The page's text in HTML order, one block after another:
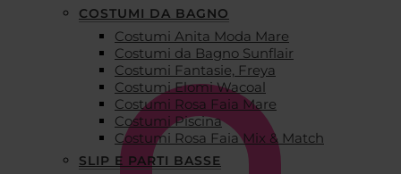
COSTUMI DA BAGNO
Costumi Anita Moda Mare
Costumi da Bagno Sunflair
Costumi Fantasie, Freya
Costumi Elomi Wacoal
Costumi Rosa Faia Mare
Costumi Piscina
Costumi Rosa Faia Mix & Match
SLIP E PARTI BASSE